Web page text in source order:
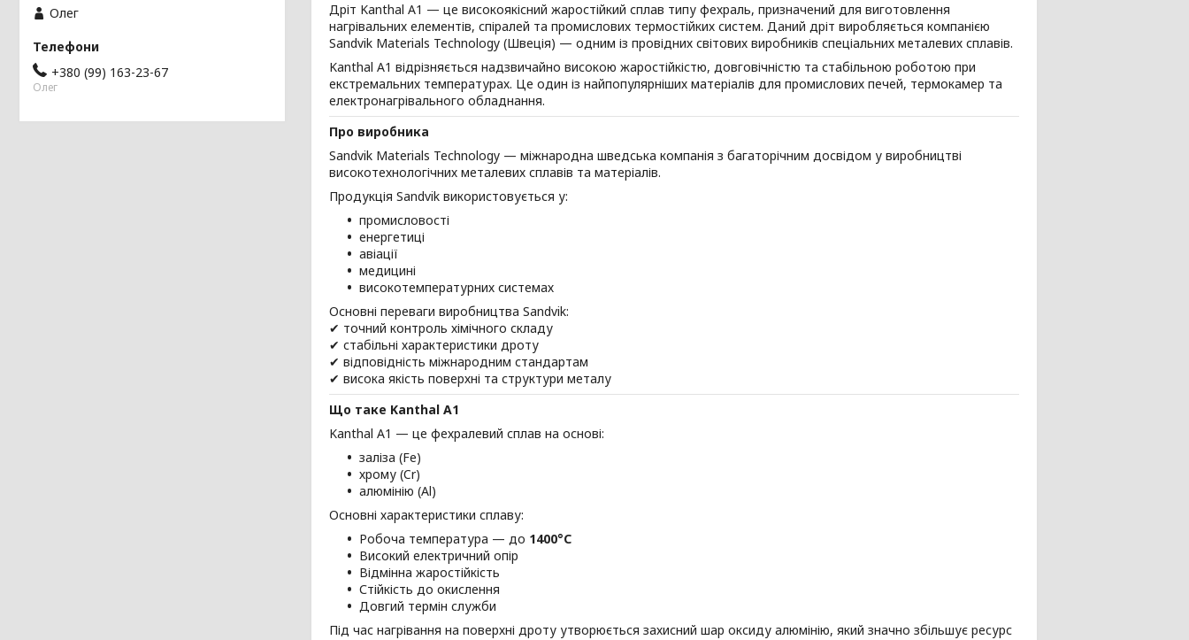
Дріт Kanthal A1 — це високоякісний жаростійкий сплав типу фехраль, призначений для виготовлення
нагрівальних елементів, спіралей та промислових термостійких систем. Даний дріт виробляється компанією
Sandvik Materials Technology (Швеція) — одним із провідних світових виробників спеціальних металевих сплавів.
Kanthal A1 відрізняється надзвичайно високою жаростійкістю, довговічністю та стабільною роботою при
екстремальних температурах. Це один із найпопулярніших матеріалів для промислових печей, термокамер та
електронагрівального обладнання.
Про виробника
Sandvik Materials Technology — міжнародна шведська компанія з багаторічним досвідом у виробництві
високотехнологічних металевих сплавів та матеріалів.
Продукція Sandvik використовується у:
промисловості
енергетиці
авіації
медицині
високотемпературних системах
Основні переваги виробництва Sandvik:
✔ точний контроль хімічного складу
✔ стабільні характеристики дроту
✔ відповідність міжнародним стандартам
✔ висока якість поверхні та структури металу
Що таке Kanthal A1
Kanthal A1 — це фехралевий сплав на основі:
заліза (Fe)
хрому (Cr)
алюмінію (Al)
Основні характеристики сплаву:
Робоча температура — до 1400°C
Високий електричний опір
Відмінна жаростійкість
Стійкість до окислення
Довгий термін служби
Під час нагрівання на поверхні дроту утворюється захисний шар оксиду алюмінію, який значно збільшує ресурс
Олег
+380 (99) 163-23-67
Олег